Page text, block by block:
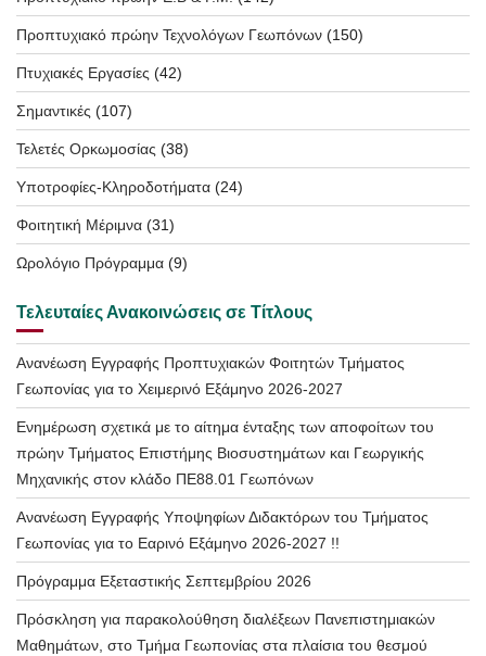
Προπτυχιακό πρώην Τεχνολόγων Γεωπόνων (150)
Πτυχιακές Εργασίες (42)
Σημαντικές (107)
Τελετές Ορκωμοσίας (38)
Υποτροφίες-Κληροδοτήματα (24)
Φοιτητική Μέριμνα (31)
Ωρολόγιο Πρόγραμμα (9)
Τελευταίες Ανακοινώσεις σε Τίτλους
Ανανέωση Εγγραφής Προπτυχιακών Φοιτητών Τμήματος
Γεωπονίας για το Χειμερινό Εξάμηνο 2026-2027
Ενημέρωση σχετικά με το αίτημα ένταξης των αποφοίτων του
πρώην Τμήματος Επιστήμης Βιοσυστημάτων και Γεωργικής
Μηχανικής στον κλάδο ΠΕ88.01 Γεωπόνων
Ανανέωση Εγγραφής Υποψηφίων Διδακτόρων του Τμήματος
Γεωπονίας για το Εαρινό Εξάμηνο 2026-2027 !!
Πρόγραμμα Εξεταστικής Σεπτεμβρίου 2026
Πρόσκληση για παρακολούθηση διαλέξεων Πανεπιστημιακών
Μαθημάτων, στο Τμήμα Γεωπονίας στα πλαίσια του θεσμού